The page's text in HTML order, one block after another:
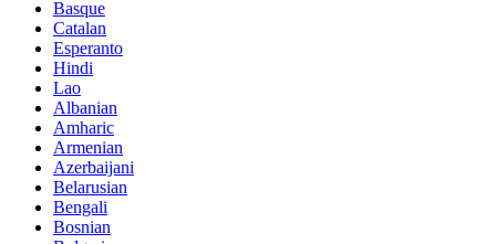
Basque
Catalan
Esperanto
Hindi
Lao
Albanian
Amharic
Armenian
Azerbaijani
Belarusian
Bengali
Bosnian